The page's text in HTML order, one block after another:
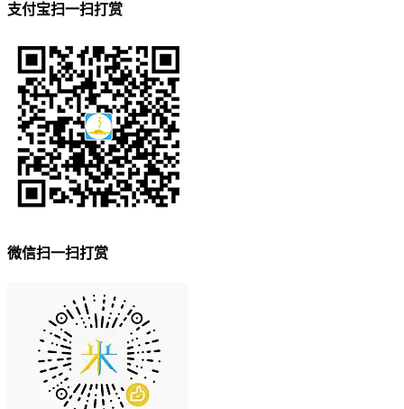
支付宝扫一扫打赏
微信扫一扫打赏